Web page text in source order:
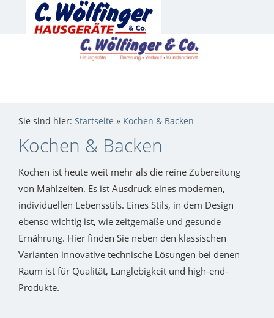
Sie sind hier: Startseite » Kochen & Backen
Kochen & Backen
Kochen ist heute weit mehr als die reine Zubereitung
von Mahlzeiten. Es ist Ausdruck eines modernen,
individuellen Lebensstils. Eines Stils, in dem Design
ebenso wichtig ist, wie zeitgemäße und gesunde
Ernährung. Hier finden Sie neben den klassischen
Varianten innovative technische Lösungen bei denen
Raum ist für Qualität, Langlebigkeit und high-end-
Produkte.